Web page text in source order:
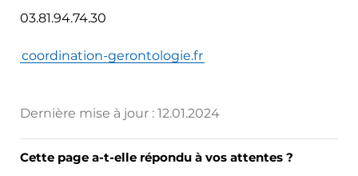
03.81.94.74.30
coordination-gerontologie.fr
Dernière mise à jour : 12.01.2024
Cette page a-t-elle répondu à vos attentes ?